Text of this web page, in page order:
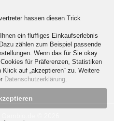
hassen diesen Trick
ein fluffiges Einkaufserlebnis
zählen zum Beispiel passende
Wenn das für Sie okay
für Präferenzen, Statistiken
auf „akzeptieren“ zu. Weitere
Datenschutzerklärung.